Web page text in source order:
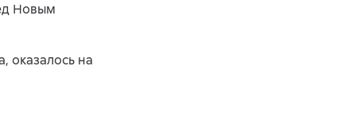
Новым
оказалось на